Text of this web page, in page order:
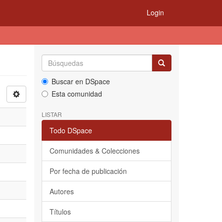
Login
Buscar en DSpace
Esta comunidad
LISTAR
Todo DSpace
Comunidades & Colecciones
Por fecha de publicación
Autores
Títulos